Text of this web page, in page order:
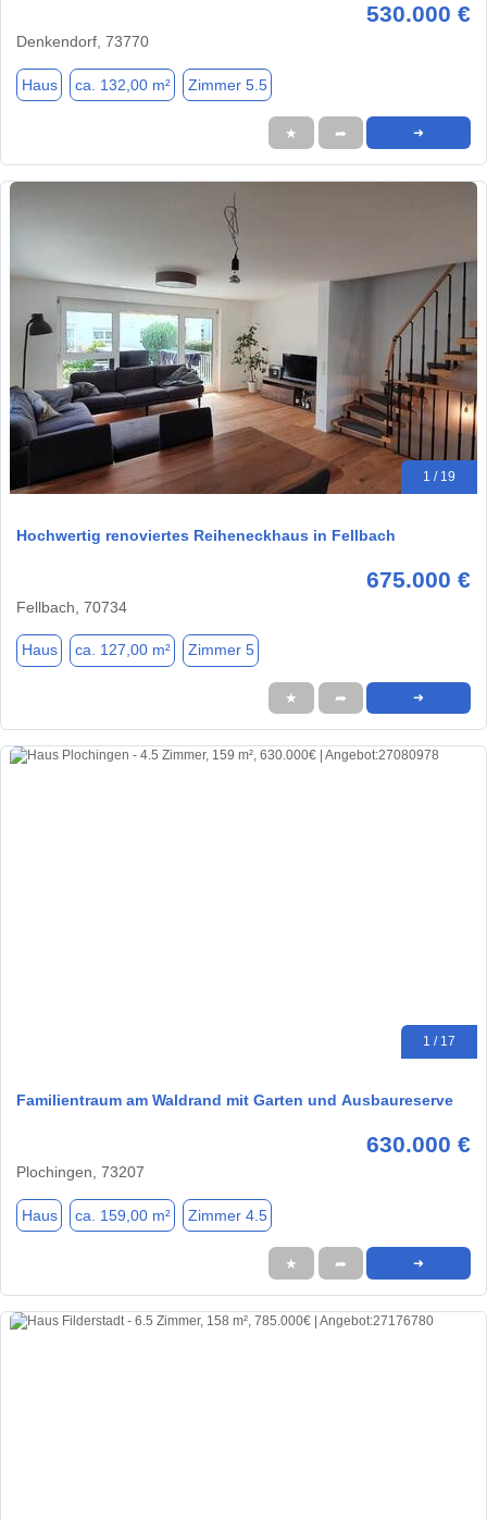
530.000 €
Denkendorf, 73770
Haus ca. 132,00 m² Zimmer 5.5
★ ➦ ➜
1 / 19
Hochwertig renoviertes Reiheneckhaus in Fellbach
675.000 €
Fellbach, 70734
Haus ca. 127,00 m² Zimmer 5
★ ➦ ➜
1 / 17
Familientraum am Waldrand mit Garten und Ausbaureserve
630.000 €
Plochingen, 73207
Haus ca. 159,00 m² Zimmer 4.5
★ ➦ ➜